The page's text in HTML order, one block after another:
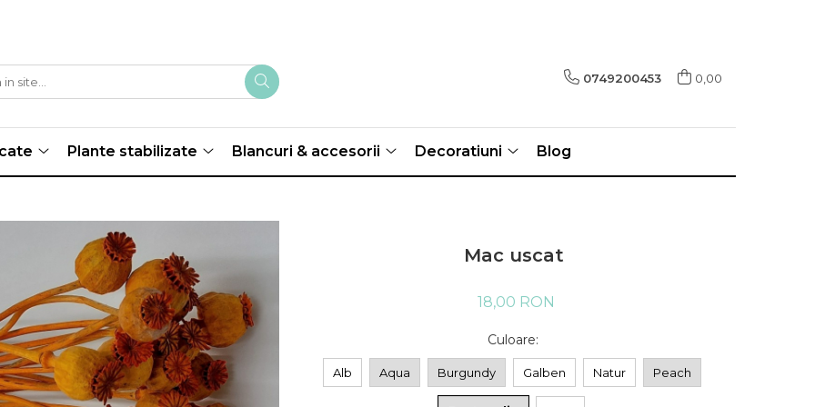
0749200453 0,00
Plante stabilizate Blancuri & accesorii Decoratiuni Blog
Mac uscat
18,00 RON
Culoare:
Alb Aqua Burgundy Galben Natur Peach